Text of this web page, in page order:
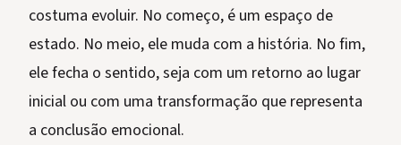
costuma evoluir. No começo, é um espaço de
estado. No meio, ele muda com a história. No fim,
ele fecha o sentido, seja com um retorno ao lugar
inicial ou com uma transformação que representa
a conclusão emocional.